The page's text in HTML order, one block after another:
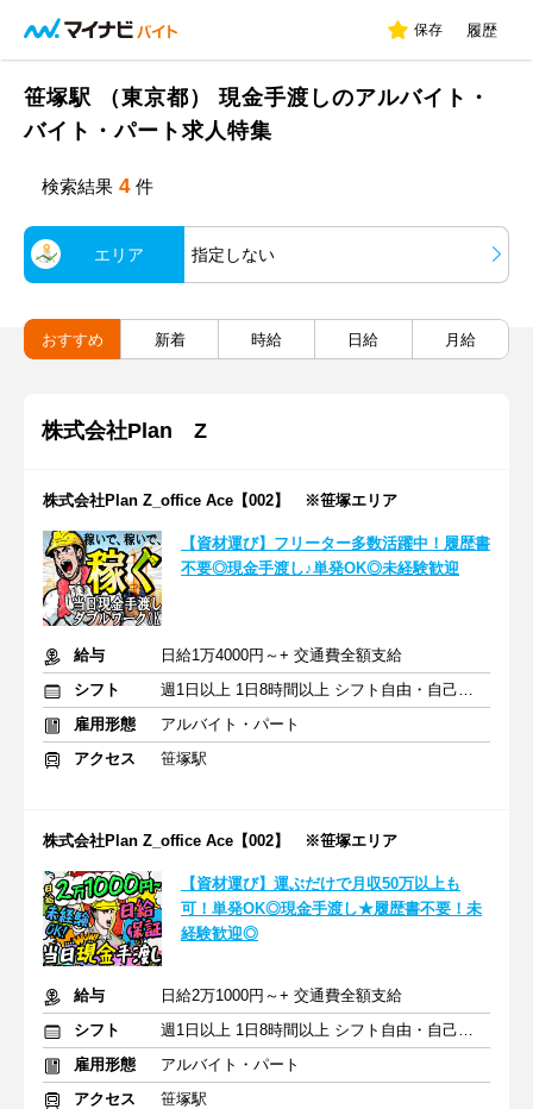
保存 履歴
笹塚駅 （東京都） 現金手渡しのアルバイト・
バイト・パート求人特集
検索結果 4 件
エリア 指定しない
おすすめ 新着 時給 日給 月給
株式会社Plan Z
株式会社Plan Z_office Ace【002】 ※笹塚エリア
【資材運び】フリーター多数活躍中！履歴書
不要◎現金手渡し♪単発OK◎未経験歓迎
給与
日給1万4000円～+ 交通費全額支給
シフト
週1日以上 1日8時間以上 シフト自由・自己申告
雇用形態
アルバイト・パート
アクセス
笹塚駅
株式会社Plan Z_office Ace【002】 ※笹塚エリア
【資材運び】運ぶだけで月収50万以上も
可！単発OK◎現金手渡し★履歴書不要！未
経験歓迎◎
給与
日給2万1000円～+ 交通費全額支給
シフト
週1日以上 1日8時間以上 シフト自由・自己申告
雇用形態
アルバイト・パート
アクセス
笹塚駅